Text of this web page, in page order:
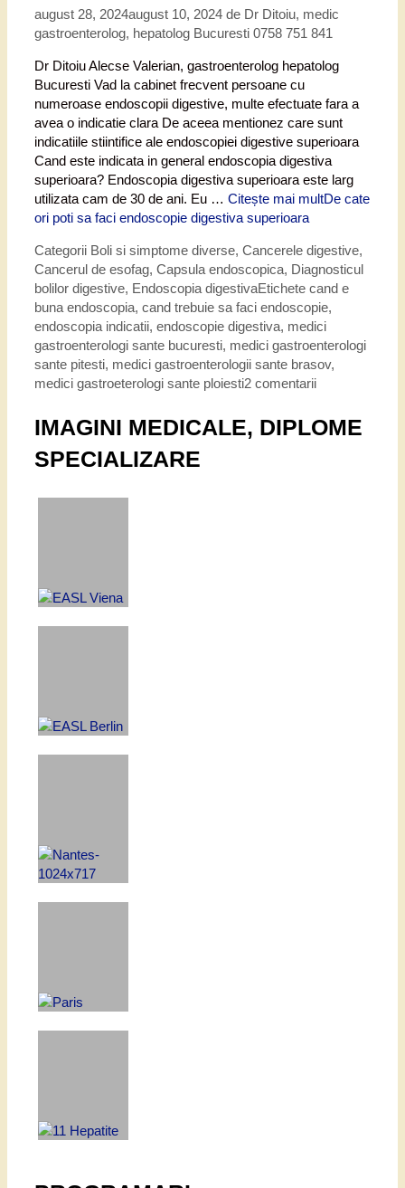
august 28, 2024august 10, 2024 de Dr Ditoiu, medic
gastroenterolog, hepatolog Bucuresti 0758 751 841
Dr Ditoiu Alecse Valerian, gastroenterolog hepatolog
Bucuresti Vad la cabinet frecvent persoane cu
numeroase endoscopii digestive, multe efectuate fara a
avea o indicatie clara De aceea mentionez care sunt
indicatiile stiintifice ale endoscopiei digestive superioara
Cand este indicata in general endoscopia digestiva
superioara? Endoscopia digestiva superioara este larg
utilizata cam de 30 de ani. Eu … Citește mai multDe cate
ori poti sa faci endoscopie digestiva superioara
Categorii Boli si simptome diverse, Cancerele digestive,
Cancerul de esofag, Capsula endoscopica, Diagnosticul
bolilor digestive, Endoscopia digestivaEtichete cand e
buna endoscopia, cand trebuie sa faci endoscopie,
endoscopia indicatii, endoscopie digestiva, medici
gastroenterologi sante bucuresti, medici gastroenterologi
sante pitesti, medici gastroenterologii sante brasov,
medici gastroeterologi sante ploiesti2 comentarii
IMAGINI MEDICALE, DIPLOME
SPECIALIZARE